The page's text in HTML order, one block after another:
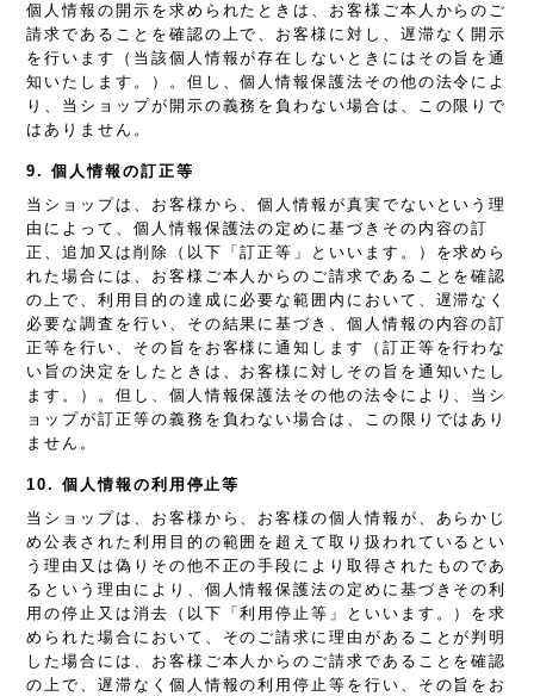
個人情報の開示を求められたときは、お客様ご本人からのご
請求であることを確認の上で、お客様に対し、遅滞なく開示
を行います（当該個人情報が存在しないときにはその旨を通
知いたします。）。但し、個人情報保護法その他の法令によ
り、当ショップが開示の義務を負わない場合は、この限りで
はありません。
9. 個人情報の訂正等
当ショップは、お客様から、個人情報が真実でないという理
由によって、個人情報保護法の定めに基づきその内容の訂
正、追加又は削除（以下「訂正等」といいます。）を求めら
れた場合には、お客様ご本人からのご請求であることを確認
の上で、利用目的の達成に必要な範囲内において、遅滞なく
必要な調査を行い、その結果に基づき、個人情報の内容の訂
正等を行い、その旨をお客様に通知します（訂正等を行わな
い旨の決定をしたときは、お客様に対しその旨を通知いたし
ます。）。但し、個人情報保護法その他の法令により、当シ
ョップが訂正等の義務を負わない場合は、この限りではあり
ません。
10. 個人情報の利用停止等
当ショップは、お客様から、お客様の個人情報が、あらかじ
め公表された利用目的の範囲を超えて取り扱われているとい
う理由又は偽りその他不正の手段により取得されたものであ
るという理由により、個人情報保護法の定めに基づきその利
用の停止又は消去（以下「利用停止等」といいます。）を求
められた場合において、そのご請求に理由があることが判明
した場合には、お客様ご本人からのご請求であることを確認
の上で、遅滞なく個人情報の利用停止等を行い、その旨をお